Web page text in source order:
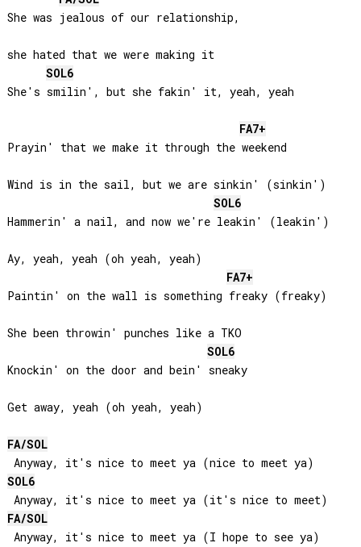
She was jealous of our relationship,
she hated that we were making it
SOL6
She's smilin', but she fakin' it, yeah, yeah
FA7+
Prayin' that we make it through the weekend
Wind is in the sail, but we are sinkin' (sinkin')
SOL6
Hammerin' a nail, and now we're leakin' (leakin')
Ay, yeah, yeah (oh yeah, yeah)
FA7+
Paintin' on the wall is something freaky (freaky)
She been throwin' punches like a TKO
SOL6
Knockin' on the door and bein' sneaky
Get away, yeah (oh yeah, yeah)
FA/SOL
SOL6
FA/SOL